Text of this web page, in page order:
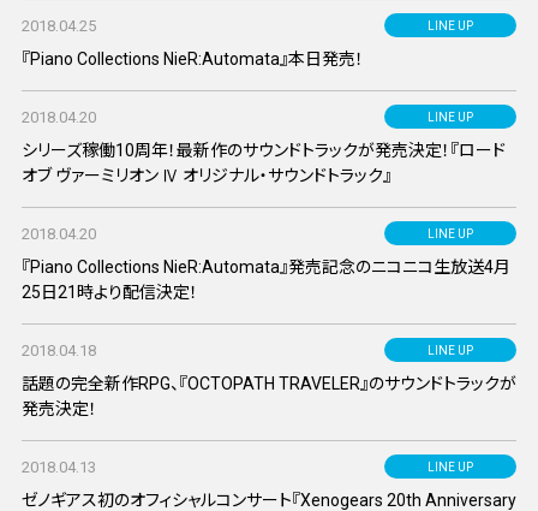
LINE UP
2018.04.25
『Piano Collections NieR:Automata』本日発売！
LINE UP
2018.04.20
シリーズ稼働10周年！最新作のサウンドトラックが発売決定！『ロード
オブ ヴァーミリオン Ⅳ オリジナル・サウンドトラック』
LINE UP
2018.04.20
『Piano Collections NieR:Automata』発売記念のニコニコ生放送4月
25日21時より配信決定！
LINE UP
2018.04.18
話題の完全新作RPG、『OCTOPATH TRAVELER』のサウンドトラックが
発売決定！
LINE UP
2018.04.13
ゼノギアス初のオフィシャルコンサート『Xenogears 20th Anniversary